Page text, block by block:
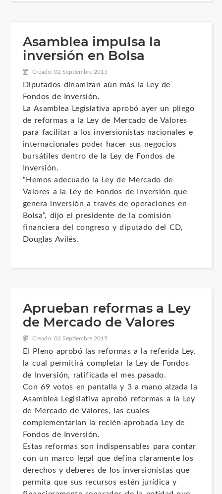
Asamblea impulsa la
inversión en Bolsa
Creado: 02 Septiembre 2015
Diputados dinamizan aún más la Ley de
Fondos de Inversión.
La Asamblea Legislativa aprobó ayer un pliego
de reformas a la Ley de Mercado de Valores
para facilitar a los inversionistas nacionales e
internacionales poder hacer sus negocios
bursátiles dentro de la Ley de Fondos de
Inversión.
“Hemos adecuado la Ley de Mercado de
Valores a la Ley de Fondos de Inversión que
genera inversión a través de operaciones en
Bolsa”, dijo el presidente de la comisión
financiera del congreso y diputado del CD,
Douglas Avilés.
Aprueban reformas a Ley
de Mercado de Valores
Creado: 02 Septiembre 2015
El Pleno aprobó las reformas a la referida Ley,
la cual permitirá completar la Ley de Fondos
de Inversión, ratificada el mes pasado.
Con 69 votos en pantalla y 3 a mano alzada la
Asamblea Legislativa aprobó reformas a la Ley
de Mercado de Valores, las cuales
complementarían la recién aprobada Ley de
Fondos de Inversión.
Estas reformas son indispensables para contar
con un marco legal que defina claramente los
derechos y deberes de los inversionistas que
permita que sus recursos estén jurídica y